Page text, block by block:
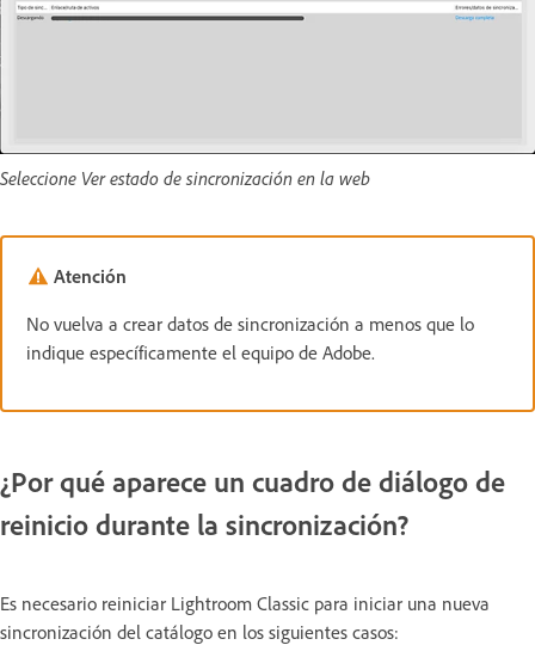
Seleccione Ver estado de sincronización en la web
Atención
No vuelva a crear datos de sincronización a menos que lo
indique específicamente el equipo de Adobe.
¿Por qué aparece un cuadro de diálogo de
reinicio durante la sincronización?
Es necesario reiniciar Lightroom Classic para iniciar una nueva
sincronización del catálogo en los siguientes casos: